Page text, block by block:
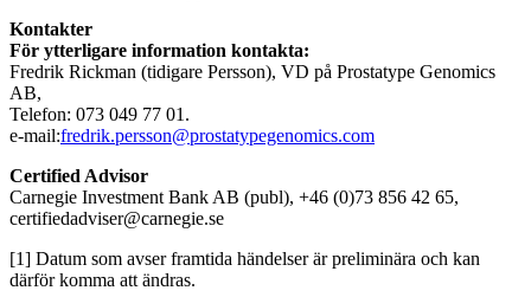
Kontakter
För ytterligare information kontakta:
Fredrik Rickman (tidigare Persson), VD på Prostatype Genomics
AB,
Telefon: 073 049 77 01.
e-mail:fredrik.persson@prostatypegenomics.com
Certified Advisor
Carnegie Investment Bank AB (publ), +46 (0)73 856 42 65,
certifiedadviser@carnegie.se
[1] Datum som avser framtida händelser är preliminära och kan
därför komma att ändras.